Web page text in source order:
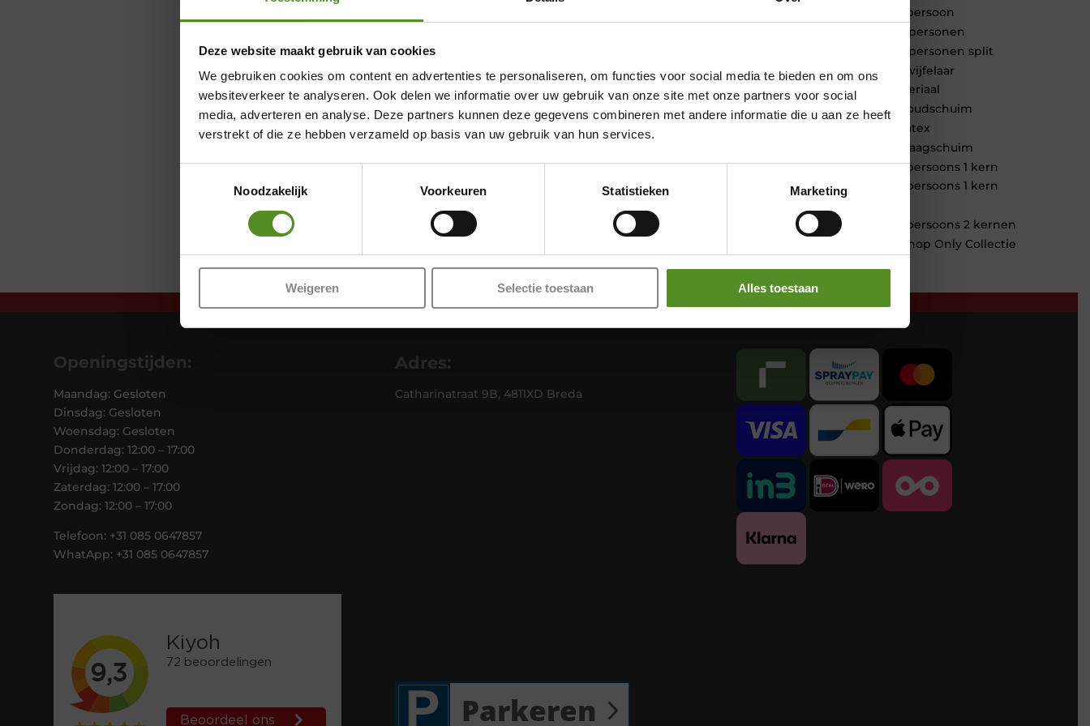
Deze website maakt gebruik van cookies
We gebruiken cookies om content en advertenties te personaliseren, om functies voor social media te bieden en om ons
websiteverkeer te analyseren. Ook delen we informatie over uw gebruik van onze site met onze partners voor social
media, adverteren en analyse. Deze partners kunnen deze gegevens combineren met andere informatie die u aan ze heeft
verstrekt of die ze hebben verzameld op basis van uw gebruik van hun services.
Noodzakelijk
Voorkeuren Statistieken Marketing
Weigeren Selectie toestaan Alles toestaan
1 persoon
2 personen
2 personen split
Twijfelaar
Materiaal
Koudschuim
Latex
Traagschuim
Tweepersoons 1 kern
Tweepersoons 1 kern
Tweepersoons 2 kernen
Webshop Only Collectie
Openingstijden:
Maandag: Gesloten
Dinsdag: Gesloten
Woensdag: Gesloten
Donderdag: 12:00 – 17:00
Vrijdag: 12:00 – 17:00
Zaterdag: 12:00 – 17:00
Zondag: 12:00 – 17:00
Telefoon: +31 085 0647857
WhatApp: +31 085 0647857
Adres:
Catharinatraat 9B, 4811XD Breda
Parkeren
Showroom Breda
Vrijdag 12:00 – 17:00
Zaterdag 12:00 – 17:00
Zondag 12:00 – 17:00